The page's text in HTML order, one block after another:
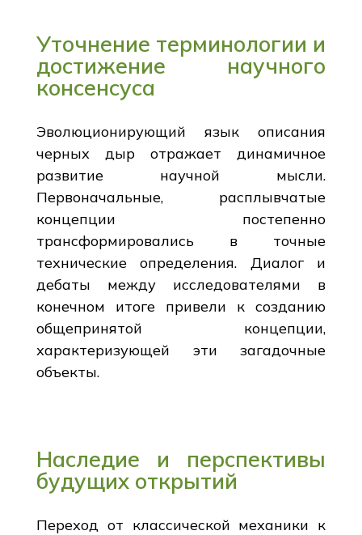
Уточнение терминологии и
достижение научного
консенсуса
Эволюционирующий язык описания
черных дыр отражает динамичное
развитие научной мысли.
Первоначальные, расплывчатые
концепции постепенно
трансформировались в точные
технические определения. Диалог и
дебаты между исследователями в
конечном итоге привели к созданию
общепринятой концепции,
характеризующей эти загадочные
объекты.
Наследие и перспективы
будущих открытий
Переход от классической механики к